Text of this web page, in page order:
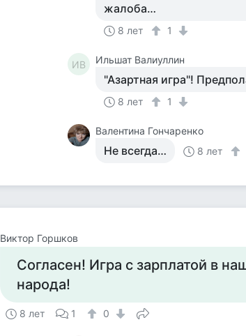
жалоба…
8 лет 1
ИВ Ильшат Валиуллин
"Азартная игра"!
8 лет 1
Валентина Гончаренко
Не всегда… 8 лет
Виктор Горшков
Согласен! Игра с зарплатой в
народа!
8 лет 1 0